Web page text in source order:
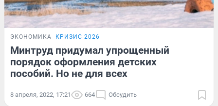
ЭКОНОМИКА КРИЗИС-2026
Минтруд придумал упрощенный
порядок оформления детских
пособий. Но не для всех
8 апреля, 2022, 17:21 664 Обсудить